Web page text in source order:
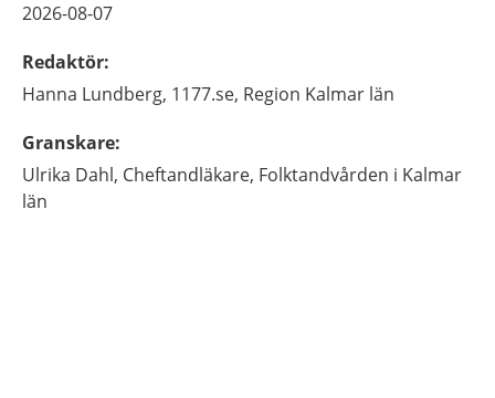
2026-08-07
Redaktör:
Hanna Lundberg, 1177.se, Region Kalmar län
Granskare:
Ulrika Dahl, Cheftandläkare, Folktandvården i Kalmar
län